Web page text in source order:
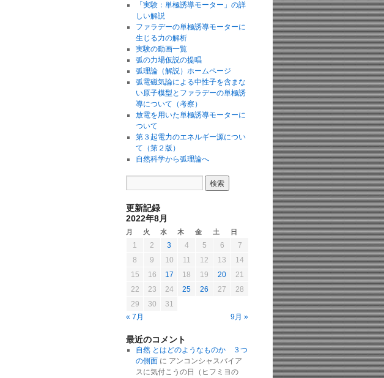
「実験：単極誘導モーター」の詳
しい解説
ファラデーの単極誘導モーターに
生じる力の解析
実験の動画一覧
弧の力場仮説の提唱
弧理論（解説）ホームページ
弧電磁気論による中性子を含まな
い原子模型とファラデーの単極誘
導について（考察）
放電を用いた単極誘導モーターに
ついて
第３起電力のエネルギー源につい
て（第２版）
自然科学から弧理論へ
更新記録
2022年8月
月 火 水 木 金 土 日
1 2 3 4 5 6
7
8
9 10 11 12 13
14
15
16 17 18 19 20
21
22
23 24 25 26 27
28
29
30
31
« 7月
9月 »
最近のコメント
自然 とはどのようなものか ３つ
の側面に アンコンシャスバイア
スに気付こうの日（ヒフミヨの